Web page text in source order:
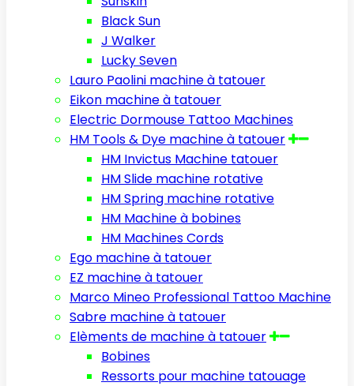
Black Sun
J Walker
Lucky Seven
Lauro Paolini machine à tatouer
Eikon machine à tatouer
Electric Dormouse Tattoo Machines
HM Tools & Dye machine à tatouer
HM Invictus Machine tatouer
HM Slide machine rotative
HM Spring machine rotative
HM Machine à bobines
HM Machines Cords
Ego machine à tatouer
EZ machine à tatouer
Marco Mineo Professional Tattoo Machine
Sabre machine à tatouer
Elèments de machine à tatouer
Bobines
Ressorts pour machine tatouage